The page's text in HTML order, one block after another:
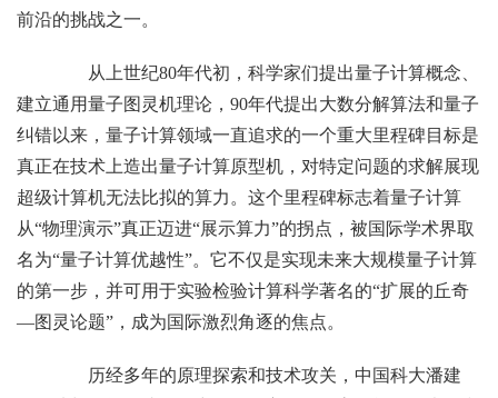
前沿的挑战之一。
从上世纪80年代初，科学家们提出量子计算概念、
建立通用量子图灵机理论，90年代提出大数分解算法和量子
纠错以来，量子计算领域一直追求的一个重大里程碑目标是
真正在技术上造出量子计算原型机，对特定问题的求解展现
超级计算机无法比拟的算力。这个里程碑标志着量子计算
从“物理演示”真正迈进“展示算力”的拐点，被国际学术界取
名为“量子计算优越性”。它不仅是实现未来大规模量子计算
的第一步，并可用于实验检验计算科学著名的“扩展的丘奇
—图灵论题”，成为国际激烈角逐的焦点。
历经多年的原理探索和技术攻关，中国科大潘建